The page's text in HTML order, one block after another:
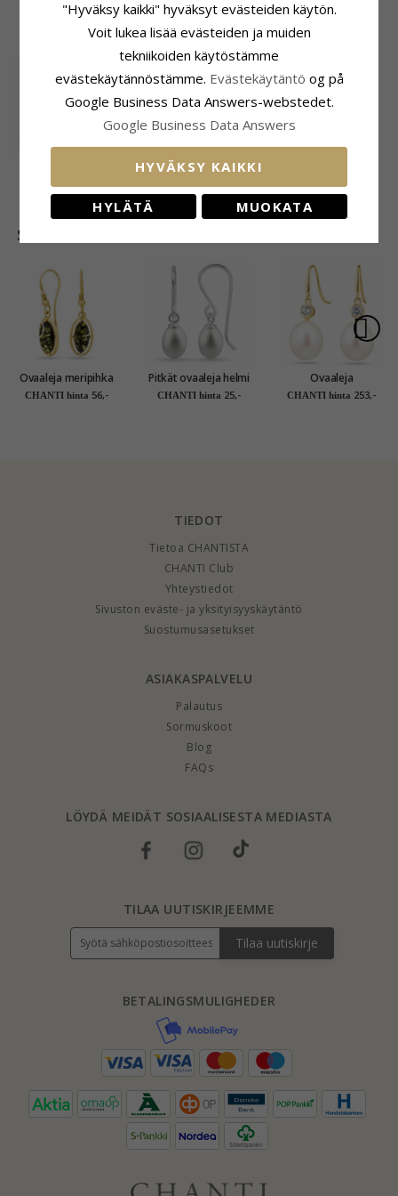
ASIAKKAAT OSTAVAT MYÖS
solitaire-sormus 8
karaatin kultaa
CHANTI hinta 363,-
SUOSITUIMMAT TUOTTEET LUOKASSA
Ovaaleja meripihka
korvarenkaat
CHANTI hinta 56,-
Pitkät ovaaleja helmi
korvarenkaat hopea
CHANTI hinta 25,-
Ovaaleja
helmikorvakorut 14
CHANTI hinta 253,-
TIEDOT
Tietoa CHANTISTA
CHANTI Club
Yhteystiedot
Sivuston eväste- ja yksityisyyskäytäntö
Suostumusasetukset
ASIAKASPALVELU
Palautus
Sormuskoot
Blog
FAQs
LÖYDÄ MEIDÄT SOSIAALISESTA MEDIASTA
BETALINGSMULIGHEDER
TILAA UUTISKIRJEEMME
Tilaa uutiskirje
"Hyväksy kaikki" hyväksyt evästeiden käytön.
Voit lukea lisää evästeiden ja muiden
tekniikoiden käytöstämme
evästekäytännöstämme. Evästekäytäntö og på
Google Business Data Answers-webstedet.
Google Business Data Answers
HYVÄKSY KAIKKI
HYLÄTÄ MUOKATA